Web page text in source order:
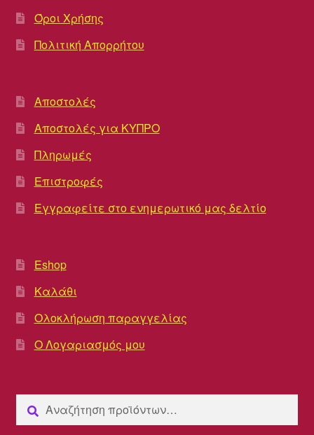
Όροι Χρήσης
Πολιτική Απορρήτου
Αποστολές
Αποστολές για ΚΥΠΡΟ
Πληρωμές
Επιστροφές
Εγγραφείτε στο ενημερωτικό μας δελτίο
Eshop
Καλάθι
Ολοκλήρωση παραγγελίας
Ο Λογαριασμός μου
Αναζήτηση
για:
Αναζήτηση